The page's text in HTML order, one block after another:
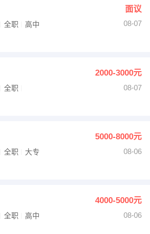
面议
全职 高中
08-07
2000-3000元
全职
08-07
5000-8000元
全职 大专
08-06
4000-5000元
全职 高中
08-06